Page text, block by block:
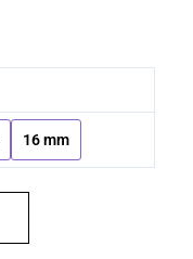
16 mm